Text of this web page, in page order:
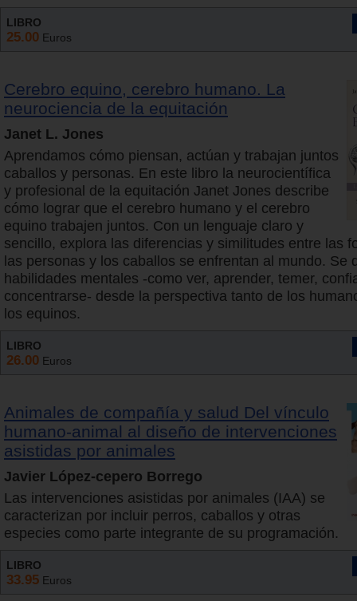
LIBRO
25.00 Euros
Cerebro equino, cerebro humano. La
neurociencia de la equitación
Janet L. Jones
Aprendamos cómo piensan, actúan y trabajan juntos
caballos y personas. En este libro la neurocientífica
y profesional de la equitación Janet Jones describe
cómo lograr que el cerebro humano y el cerebro
equino trabajen juntos. Con un lenguaje claro y
sencillo, explora las diferencias y similitudes entre las
las personas y los caballos se enfrentan al mundo. Se
habilidades mentales -como ver, aprender, temer,
concentrarse- desde la perspectiva tanto de los
los equinos.
LIBRO
26.00 Euros
Animales de compañía y salud Del vínculo
humano-animal al diseño de intervenciones
asistidas por animales
Javier López-cepero Borrego
Las intervenciones asistidas por animales (IAA) se
caracterizan por incluir perros, caballos y otras
especies como parte integrante de su programación.
LIBRO
33.95 Euros